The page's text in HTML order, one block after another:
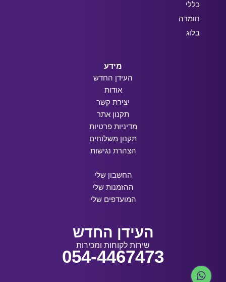
כללי
חומרה
בלוג
מידע
העידן החדש
אודות
יצירת קשר
תקנון אתר
מדיניות פרטיות
תקנון משלוחים
הצהרת נגישות
החשבון שלי
ההזמנות שלי
המועדפים שלי
העידן החדש
שירות לקוחות ומכירות
054-4467473